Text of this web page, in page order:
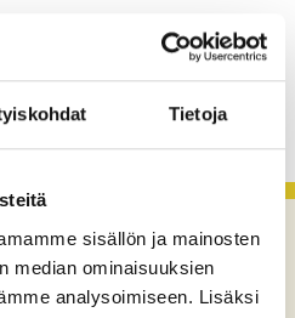
Tietoja
sisällön ja mainosten
median ominaisuuksien
analysoimiseen. Lisäksi